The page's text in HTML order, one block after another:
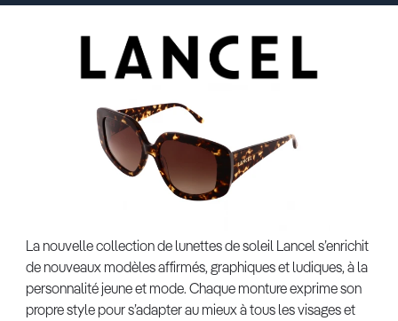
La nouvelle collection de lunettes de soleil Lancel s’enrichit
de nouveaux modèles affirmés, graphiques et ludiques, à la
personnalité jeune et mode. Chaque monture exprime son
propre style pour s’adapter au mieux à tous les visages et